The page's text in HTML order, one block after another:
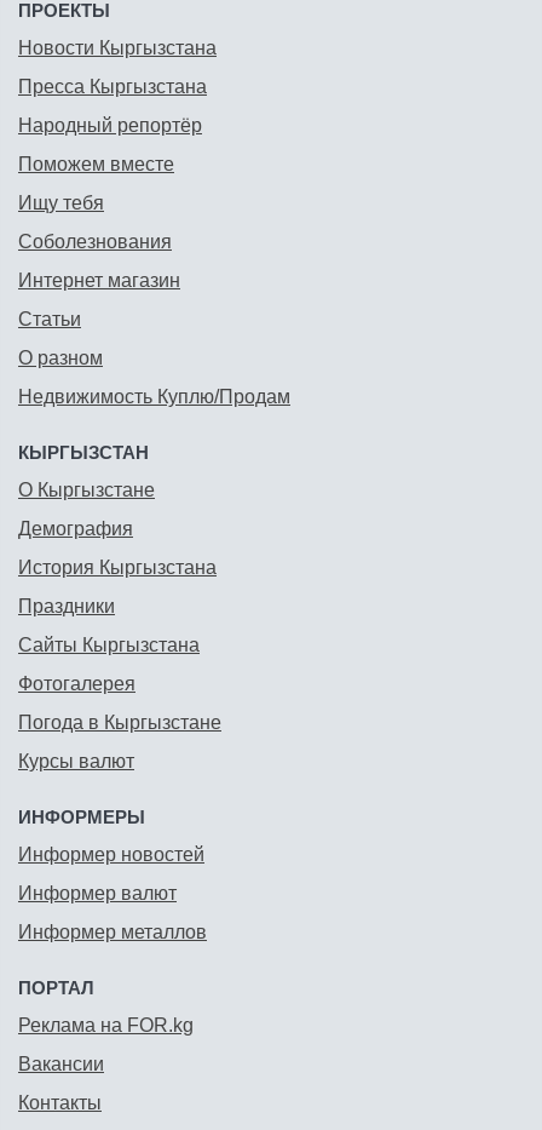
ПРОЕКТЫ
Новости Кыргызстана
Пресса Кыргызстана
Народный репортёр
Поможем вместе
Ищу тебя
Соболезнования
Интернет магазин
Статьи
О разном
Недвижимость Куплю/Продам
КЫРГЫЗСТАН
О Кыргызстане
Демография
История Кыргызстана
Праздники
Сайты Кыргызстана
Фотогалерея
Погода в Кыргызстане
Курсы валют
ИНФОРМЕРЫ
Информер новостей
Информер валют
Информер металлов
ПОРТАЛ
Реклама на FOR.kg
Вакансии
Контакты